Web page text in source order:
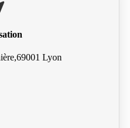
Lyon